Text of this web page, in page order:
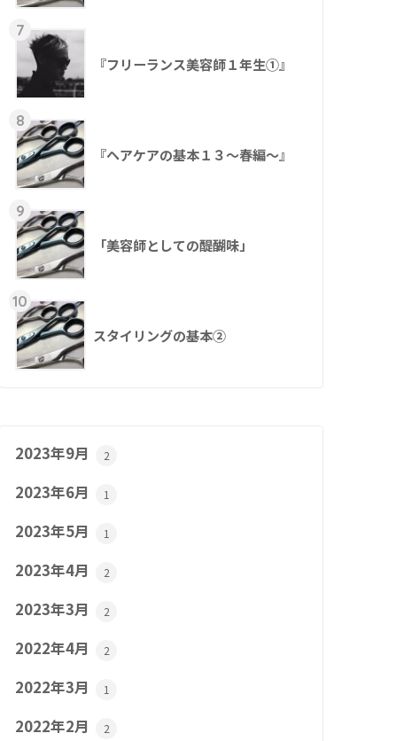
7
『フリーランス美容師１年生①』
8
『ヘアケアの基本１３～春編～』
9
「美容師としての醍醐味」
10
スタイリングの基本②
2023年9月 2
2023年6月 1
2023年5月 1
2023年4月 2
2023年3月 2
2022年4月 2
2022年3月 1
2022年2月 2